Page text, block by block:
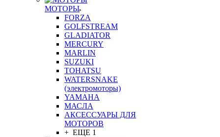
МОТОРЫ
FORZA
GOLFSTREAM
GLADIATOR
MERCURY
MARLIN
SUZUKI
TOHATSU
WATERSNAKE
(электромоторы)
YAMAHA
МАСЛА
АКСЕССУАРЫ ДЛЯ
МОТОРОВ
+ ЕЩЕ 1